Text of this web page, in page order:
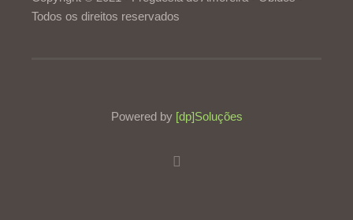
Todos os direitos reservados
Powered by [dp]Soluções